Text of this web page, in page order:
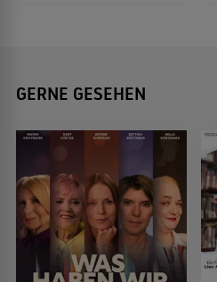
GERNE GESEHEN